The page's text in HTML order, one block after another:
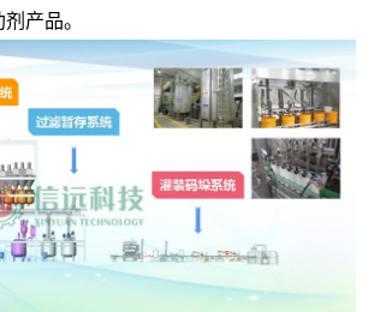
产品。